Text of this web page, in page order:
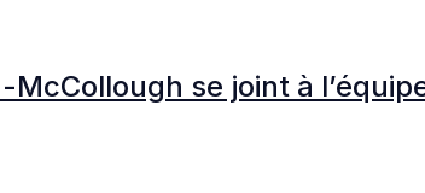
McCollough se joint à